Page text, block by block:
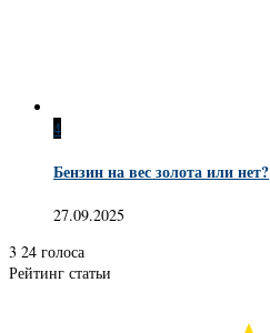
4
Бензин на вес золота или нет?
27.09.2025
3 24 голоса
Рейтинг статьи